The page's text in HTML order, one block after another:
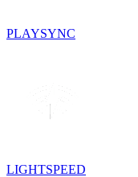
PLAYSYNC
LIGHTSPEED